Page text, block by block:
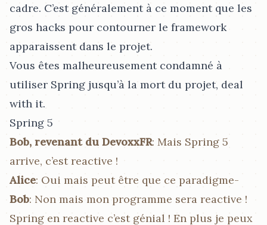
cadre. C’est généralement à ce moment que les
gros hacks pour contourner le framework
apparaissent dans le projet.
Vous êtes malheureusement condamné à
utiliser Spring jusqu’à la mort du projet, deal
with it.
Spring 5
Bob, revenant du DevoxxFR: Mais Spring 5
arrive, c’est reactive !
Alice: Oui mais peut être que ce paradigme-
Bob: Non mais mon programme sera reactive !
Spring en reactive c’est génial ! En plus je peux